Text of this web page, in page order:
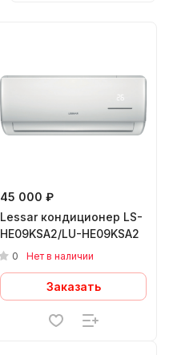
45 000 ₽
Lessar кондиционер LS-
HE09KSA2/LU-HE09KSA2
0 Нет в наличии
Заказать